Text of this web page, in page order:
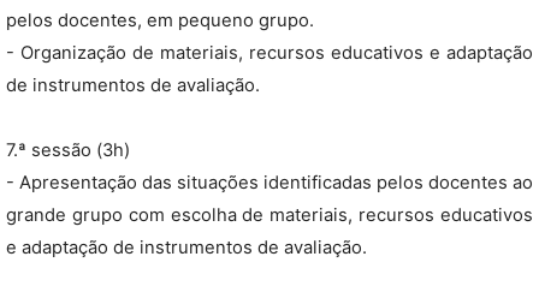
pelos docentes, em pequeno grupo.
- Organização de materiais, recursos educativos e adaptação
de instrumentos de avaliação.
7.ª sessão (3h)
- Apresentação das situações identificadas pelos docentes ao
grande grupo com escolha de materiais, recursos educativos
e adaptação de instrumentos de avaliação.